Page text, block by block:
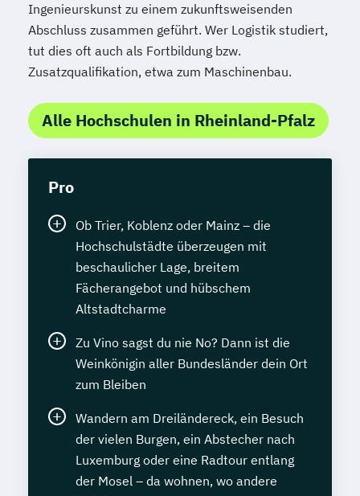
Ingenieurskunst zu einem zukunftsweisenden
Abschluss zusammen geführt. Wer Logistik studiert,
tut dies oft auch als Fortbildung bzw.
Zusatzqualifikation, etwa zum Maschinenbau.
Alle Hochschulen in Rheinland-Pfalz
Pro
Ob Trier, Koblenz oder Mainz – die
Hochschulstädte überzeugen mit
beschaulicher Lage, breitem
Fächerangebot und hübschem
Altstadtcharme
Zu Vino sagst du nie No? Dann ist die
Weinkönigin aller Bundesländer dein Ort
zum Bleiben
Wandern am Dreiländereck, ein Besuch
der vielen Burgen, ein Abstecher nach
Luxemburg oder eine Radtour entlang
der Mosel – da wohnen, wo andere